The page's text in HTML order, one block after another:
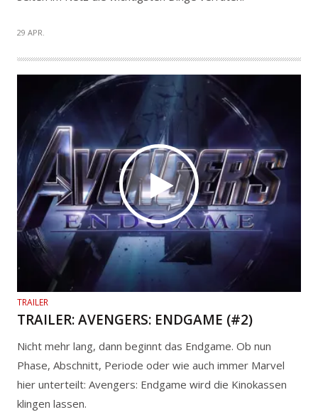
29 APR.
TRAILER
TRAILER: AVENGERS: ENDGAME (#2)
Nicht mehr lang, dann beginnt das Endgame. Ob nun
Phase, Abschnitt, Periode oder wie auch immer Marvel
hier unterteilt: Avengers: Endgame wird die Kinokassen
klingen lassen.